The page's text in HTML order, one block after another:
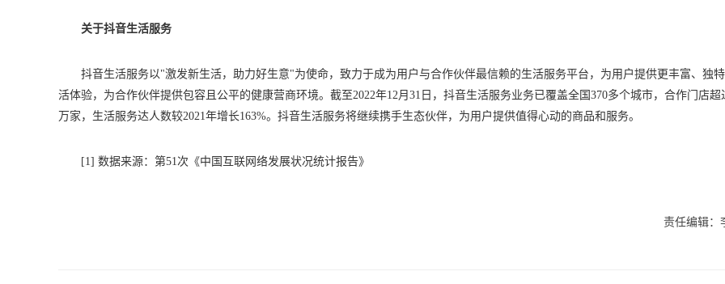
关于抖音生活服务
抖音生活服务以"激发新生活，助力好生意"为使命，致力于成为用户与合作伙伴最信赖的生活服务平台，为用户提供更丰富、独
活体验，为合作伙伴提供包容且公平的健康营商环境。截至2022年12月31日，抖音生活服务业务已覆盖全国370多个城市，合作门店超
万家，生活服务达人数较2021年增长163%。抖音生活服务将继续携手生态伙伴，为用户提供值得心动的商品和服务。
[1] 数据来源：第51次《中国互联网络发展状况统计报告》
责任编辑：